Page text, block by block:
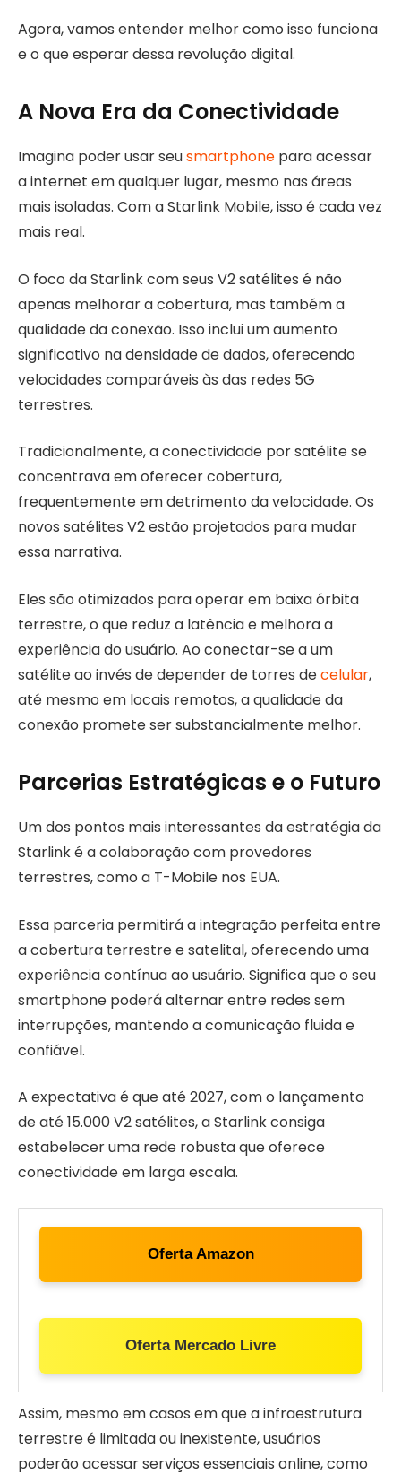
Agora, vamos entender melhor como isso funciona
e o que esperar dessa revolução digital.
A Nova Era da Conectividade
Imagina poder usar seusmartphone para acessar
a internet em qualquer lugar, mesmo nas áreas
mais isoladas. Com a Starlink Mobile, isso é cada vez
mais real.
O foco da Starlink com seus V2 satélites é não
apenas melhorar a cobertura, mas também a
qualidade da conexão. Isso inclui um aumento
significativo na densidade de dados, oferecendo
velocidades comparáveis às das redes 5G
terrestres.
Tradicionalmente, a conectividade por satélite se
concentrava em oferecer cobertura,
frequentemente em detrimento da velocidade. Os
novos satélites V2 estão projetados para mudar
essa narrativa.
Eles são otimizados para operar em baixa órbita
terrestre, o que reduz a latência e melhora a
experiência do usuário. Ao conectar-se a um
satélite ao invés de depender de torres decelular,
até mesmo em locais remotos, a qualidade da
conexão promete ser substancialmente melhor.
Parcerias Estratégicas e o Futuro
Um dos pontos mais interessantes da estratégia da
Starlink é a colaboração com provedores
terrestres, como a T-Mobile nos EUA.
Essa parceria permitirá a integração perfeita entre
a cobertura terrestre e satelital, oferecendo uma
experiência contínua ao usuário. Significa que o seu
smartphone poderá alternar entre redes sem
interrupções, mantendo a comunicação fluida e
confiável.
A expectativa é que até 2027, com o lançamento
de até 15.000 V2 satélites, a Starlink consiga
estabelecer uma rede robusta que oferece
conectividade em larga escala.
Oferta Amazon
Oferta Mercado Livre
Assim, mesmo em casos em que a infraestrutura
terrestre é limitada ou inexistente, usuários
poderão acessar serviços essenciais online, como